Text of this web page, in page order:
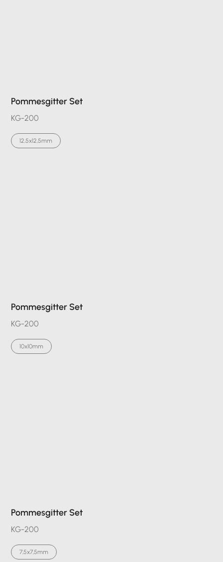
Pommesgitter Set
KG-200
12,5x12,5mm
Pommesgitter Set
KG-200
10x10mm
Pommesgitter Set
KG-200
7,5x7,5mm